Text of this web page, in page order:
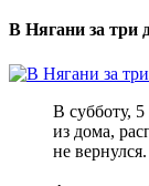
В Нягани за три
В субботу,
из дома,
не вернулся.